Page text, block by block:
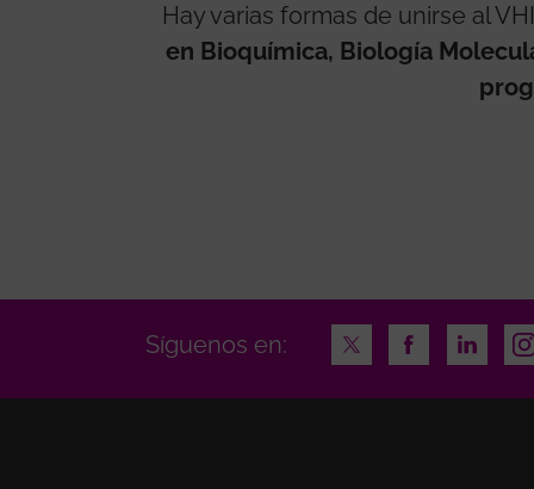
Hay varias formas de unirse al
en Bioquímica, Biología
Síguenos en: TwitterFacebook